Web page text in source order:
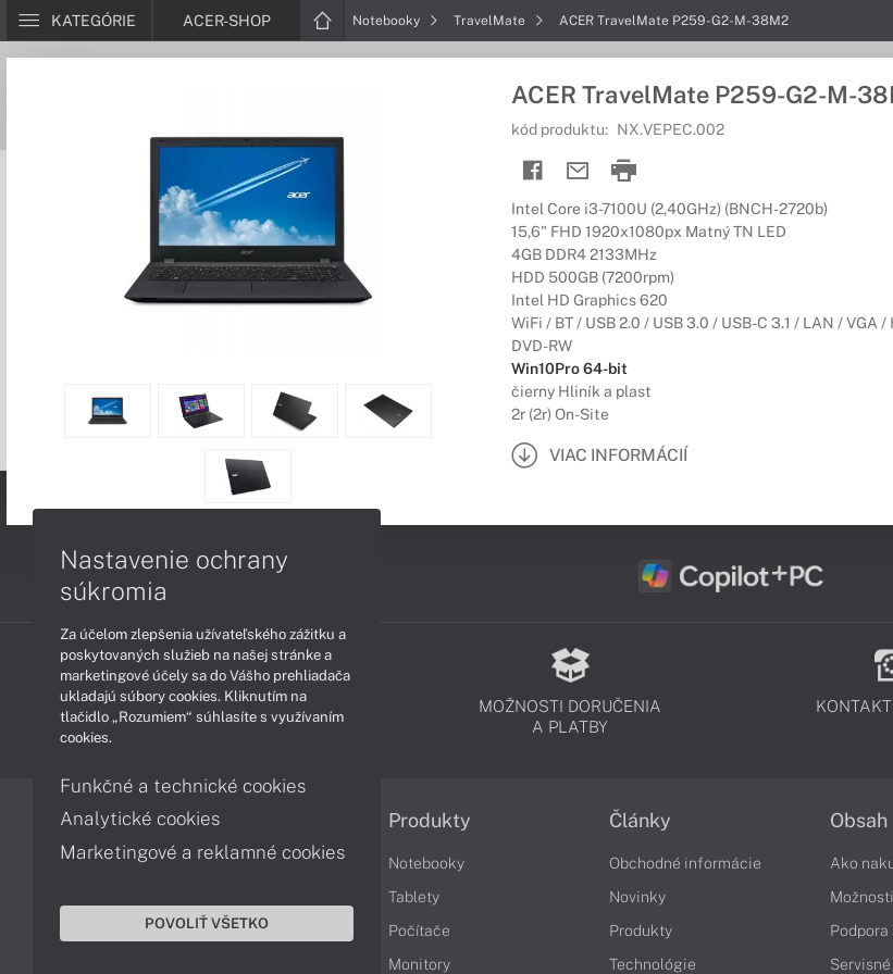
KATEGÓRIE ACER-SHOP Notebooky TravelMate ACER TravelMate P259-G2-M-38M2
ACER TravelMate P259-G2-M-
kód produktu: NX.VEPEC.002
Intel Core i3-7100U (2,40GHz) (BNCH-2720b)
15,6" FHD 1920x1080px Matný TN LED
4GB DDR4 2133MHz
HDD 500GB (7200rpm)
Intel HD Graphics 620
WiFi / BT / USB 2.0 / USB 3.0 / USB-C 3.1 / LAN / VGA /
DVD-RW
Win10Pro 64-bit
čierny Hliník a plast
2r (2r) On-Site
VIAC INFORMÁCIÍ
PODPORA A SERVIS
MOŽNOSTI DORUČENIA
A PLATBY
Informácie
Obchodné podmienky
Ochrana osobných údajov
Produkty
Notebooky
Tablety
Počítače
Monitory
Články
Obchodné informácie
Novinky
Produkty
Technológie
Obsah
Ako
Podpora
Nastavenie ochrany
súkromia
Za účelom zlepšenia užívateľského zážitku a
poskytovaných služieb na našej stránke a
marketingové účely sa do Vášho prehliadača
ukladajú súbory cookies. Kliknutím na
tlačidlo „Rozumiem“ súhlasíte s využívaním
cookies.
Funkčné a technické cookies
Analytické cookies
Marketingové a reklamné cookies
POVOLIŤ VŠETKO